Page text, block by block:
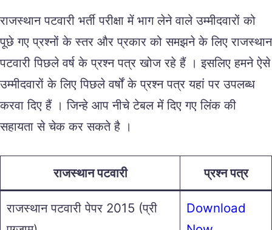
राजस्थान पटवारी भर्ती परीक्षा में भाग लेने वाले उम्मीदवारों को
पूछे गए प्रश्नों के स्तर और प्रकार को समझने के लिए राजस्थान
पटवारी पिछले वर्ष के प्रश्न पत्र खोज रहे हैं । इसलिए हमने ऐसे
उम्मीदवारों के लिए पिछले वर्षों के प्रश्न पत्र यहां पर उपलब्ध
करवा दिए हैं । जिन्हे आप नीचे टेबल में दिए गए लिंक की
सहायता से चेक कर सकते है ।
राजस्थान पटवारी प्रश्न पत्र
राजस्थान पटवारी पेपर 2015 (प्री
Download